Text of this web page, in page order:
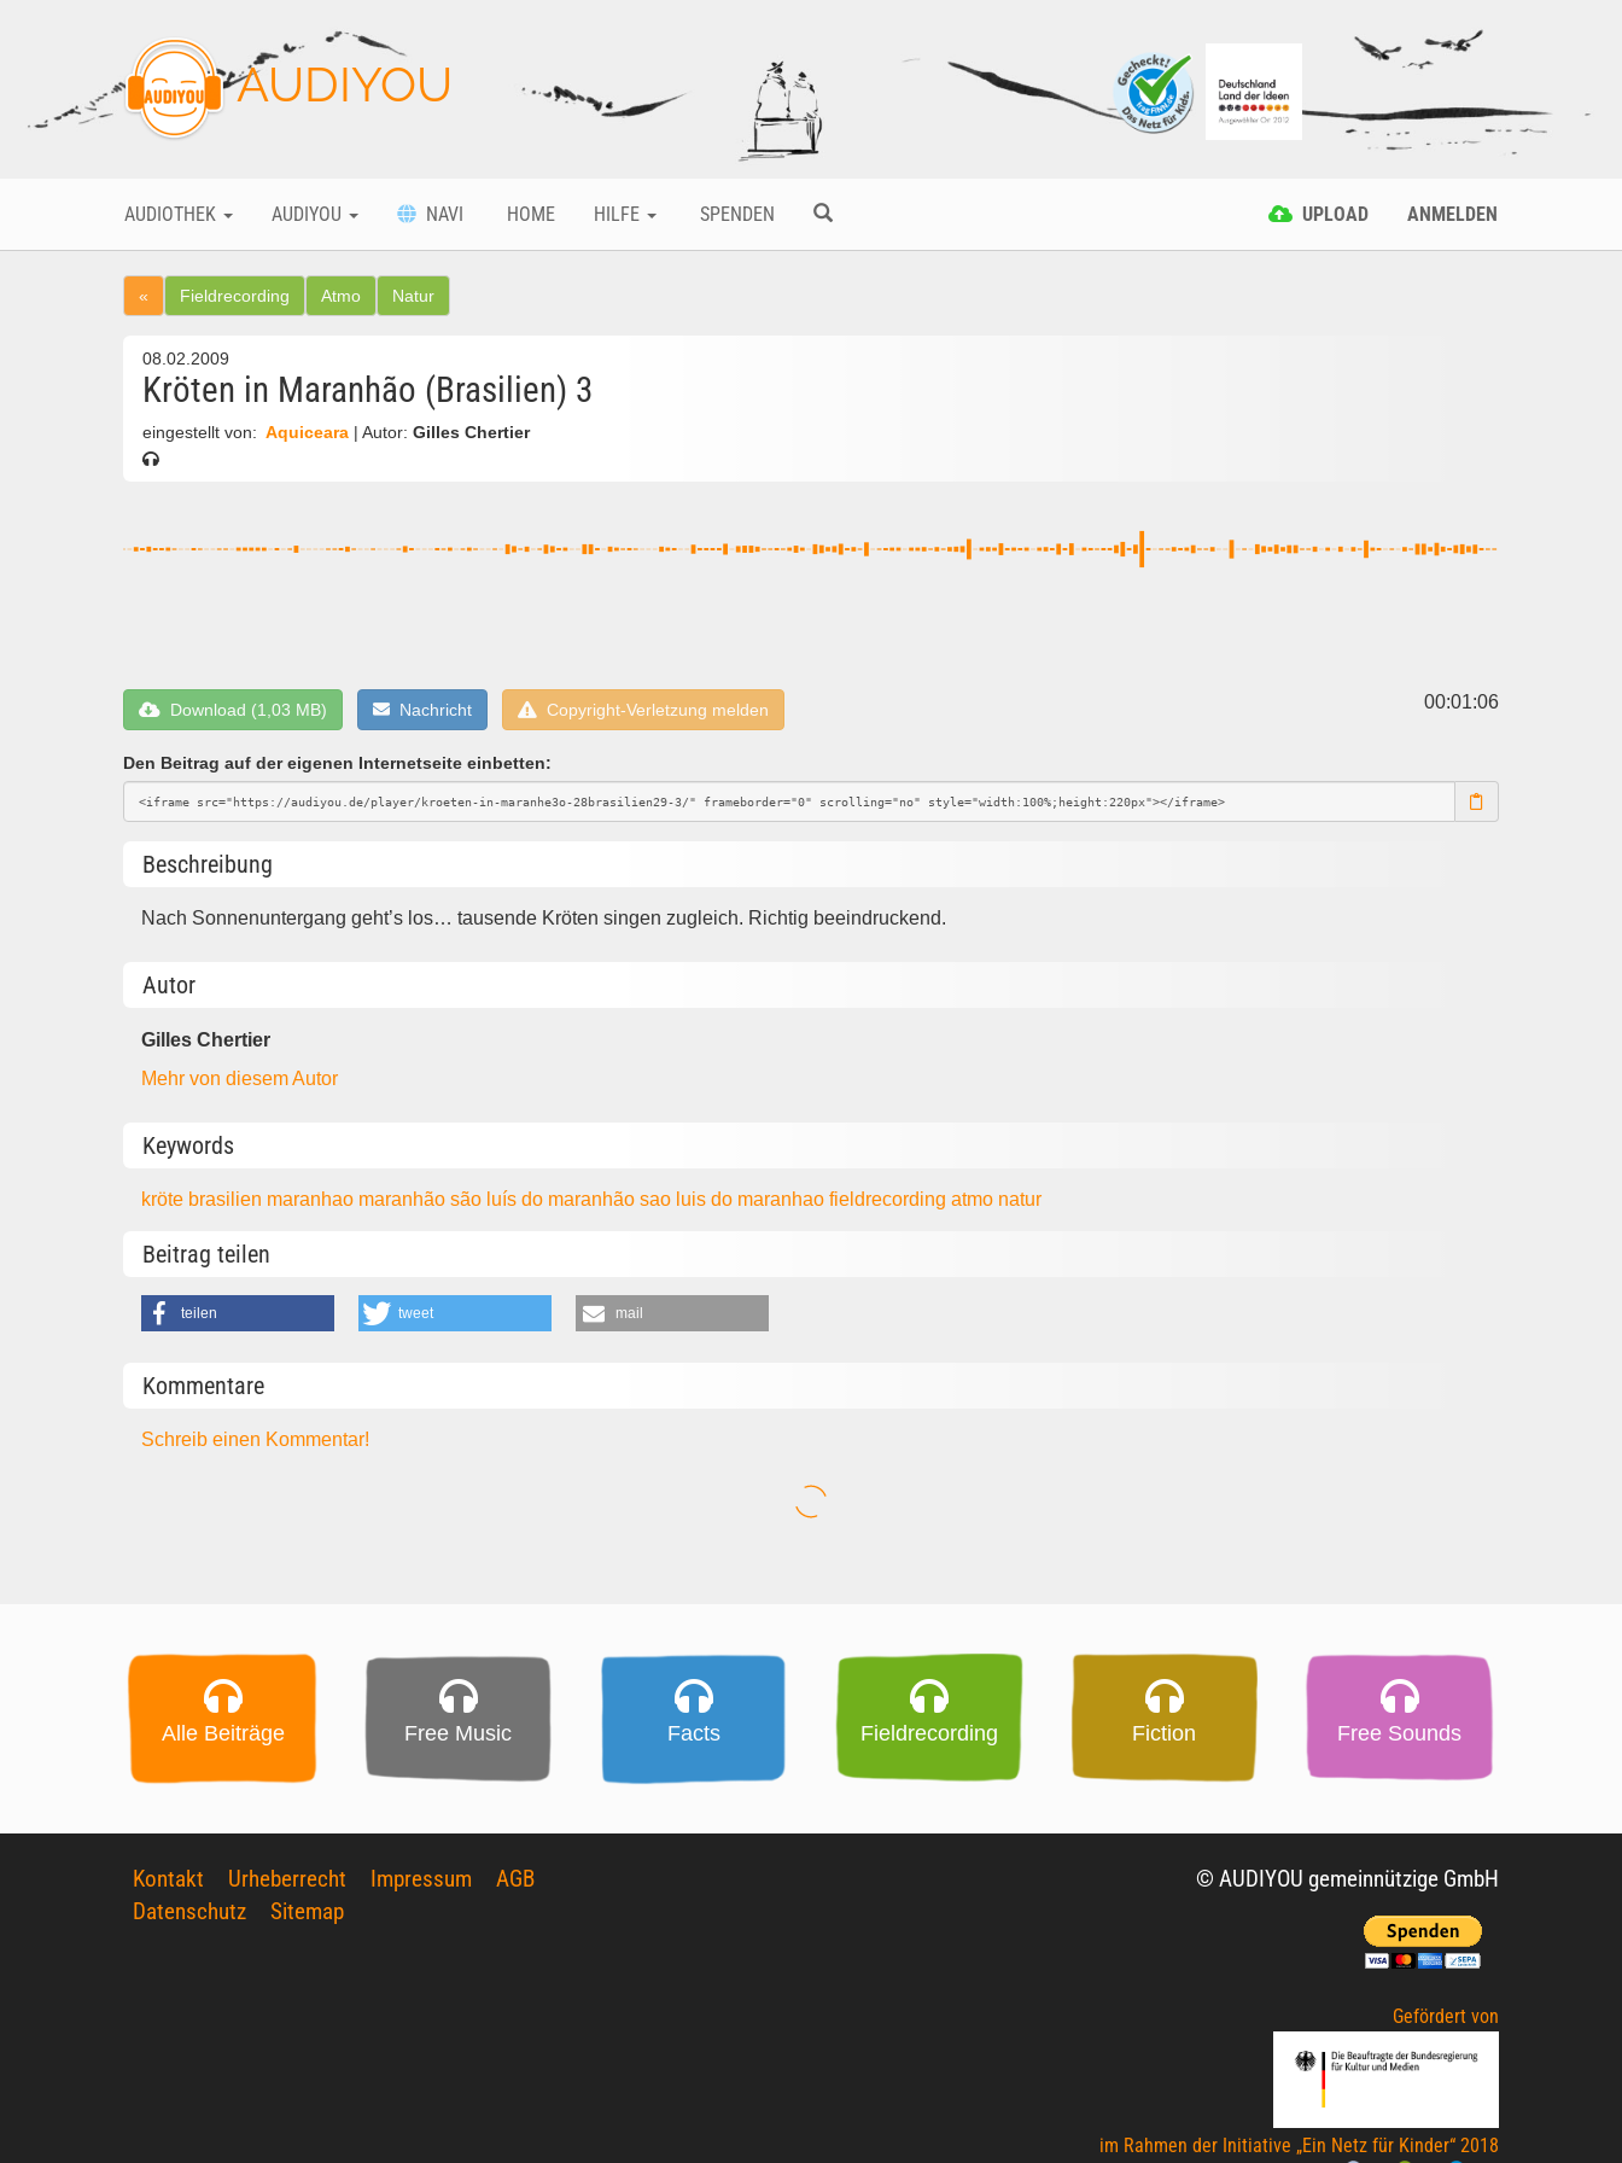
AUDIYOU
AUDIOTHEK AUDIYOU NAVI HOME HILFE SPENDEN UPLOAD ANMELDEN
« Fieldrecording Atmo Natur
08.02.2009
Kröten in Maranhão (Brasilien) 3
eingestellt von: Aquiceara | Autor: Gilles Chertier
Download (1,03 MB) Nachricht Copyright-Verletzung melden 00:01:06
Den Beitrag auf der eigenen Internetseite einbetten:
Beschreibung
Nach Sonnenuntergang geht’s los… tausende Kröten singen zugleich. Richtig beeindruckend.
Autor
Gilles Chertier
Mehr von diesem Autor
Keywords
kröte brasilien maranhao maranhãosão luís do maranhãosao luis do maranhaofieldrecordingatmo natur
Beitrag teilen
teilen tweet mail
Kommentare
Schreib einen Kommentar!
Alle Beiträge Free Music Facts Fieldrecording Fiction Free Sounds
Kontakt Urheberrecht Impressum
AGB
Datenschutz
Sitemap
© AUDIYOU gemeinnützige GmbH
Gefördert von
im Rahmen der Initiative „Ein Netz für Kinder“ 2018